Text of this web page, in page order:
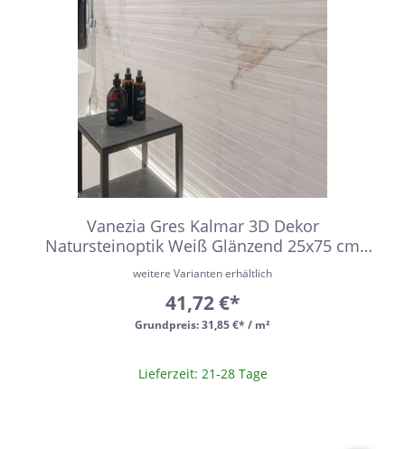
Vanezia Gres Kalmar 3D Dekor
Natursteinoptik Weiß Glänzend 25x75 cm
rektifiziert
Grundpreis:31,85 €* / m²
weitere Varianten erhältlich
41,72 €*
Lieferzeit: 21-28 Tage